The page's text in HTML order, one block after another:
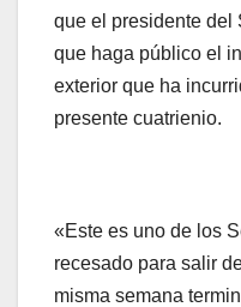
que el presidente del
que haga público el
exterior que ha
presente cuatrienio.
«Este es uno de los
recesado para salir
misma semana